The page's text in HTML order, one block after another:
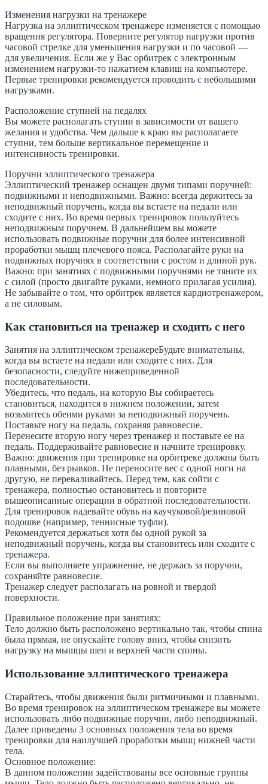
Изменения нагрузки на тренажере
Нагрузка на эллиптическом тренажере изменяется с помощью
вращения регулятора. Поверните регулятор нагрузки против
часовой стрелке для уменьшения нагрузки и по часовой —
для увеличения. Если же у Вас орбитрек с электронным
изменением нагрузки-то нажатием клавиш на компьютере.
Первые тренировки рекомендуется проводить с небольшими
нагрузками.
Расположение ступней на педалях
Вы можете располагать ступни в зависимости от вашего
желания и удобства. Чем дальше к краю вы располагаете
ступни, тем больше вертикальное перемещение и
интенсивность тренировки.
Поручни эллиптического тренажера
Эллиптический тренажер оснащен двумя типами поручней:
подвижными и неподвижными. Важно: всегда держитесь за
неподвижный поручень, когда вы встаете на педали или
сходите с них. Во время первых тренировок пользуйтесь
неподвижным поручнем. В дальнейшем вы можете
использовать подвижные поручни для более интенсивной
проработки мышц плечевого пояса. Располагайте руки на
подвижных поручнях в соответствии с ростом и длиной рук.
Важно: при занятиях с подвижными поручнями не тяните их
с силой (просто двигайте руками, немного прилагая усилия).
Не забывайте о том, что орбитрек является кардиотренажером,
а не силовым.
Как становиться на тренажер и сходить с него
Занятия на эллиптическом тренажереБудьте внимательны,
когда вы встаете на педали или сходите с них. Для
безопасности, следуйте нижеприведенной
последовательности.
Убедитесь, что педаль, на которую Вы собираетесь
становиться, находится в нижнем положении, затем
возьмитесь обеими руками за неподвижный поручень.
Поставьте ногу на педаль, сохраняя равновесие.
Перенесите вторую ногу через тренажер и поставьте ее на
педаль. Поддерживайте равновесие и начните тренировку.
Важно: движения при тренировке на орбитреке должны быть
плавными, без рывков. Не переносите вес с одной ноги на
другую, не переваливайтесь. Перед тем, как сойти с
тренажера, полностью остановитесь и повторите
вышеописанные операции в обратной последовательности.
Для тренировок надевайте обувь на каучуковой/резиновой
подошве (например, теннисные туфли).
Рекомендуется держаться хотя бы одной рукой за
неподвижный поручень, когда вы становитесь или сходите с
тренажера.
Если вы выполняете упражнение, не держась за поручни,
сохраняйте равновесие.
Тренажер следует располагать на ровной и твердой
поверхности.
Правильное положение при занятиях:
Тело должно быть расположено вертикально так, чтобы спина
была прямая, не опускайте голову вниз, чтобы снизить
нагрузку на мышцы шеи и верхней части спины.
Использование эллиптического тренажера
Старайтесь, чтобы движения были ритмичными и плавными.
Во время тренировок на эллиптическом тренажере вы можете
использовать либо подвижные поручни, либо неподвижный.
Далее приведены 3 основных положения тела во время
тренировки для наилучшей проработки мышц нижней части
тела.
Основное положение:
В данном положении задействованы все основные группы